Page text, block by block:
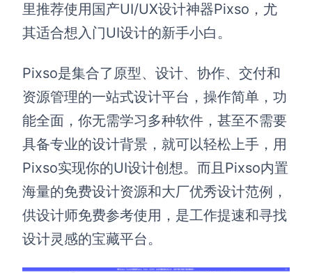
里推荐使用国产UI/UX设计神器Pixso，尤
其适合想入门UI设计的新手小白。
Pixso是集合了原型、设计、协作、交付和
资源管理的一站式设计平台，操作简单，功
能全面，你无需学习多种软件，甚至不需要
具备专业的设计背景，就可以轻松上手，用
Pixso实现你的UI设计创想。而且Pixso内置
海量的免费设计资源和大厂优秀设计范例，
供设计师免费参考使用，是工作提速和寻找
设计灵感的宝藏平台。